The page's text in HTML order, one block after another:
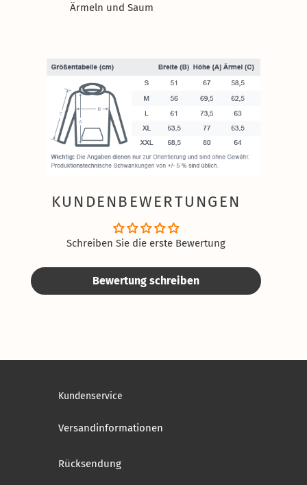
Ärmeln und Saum
KUNDENBEWERTUNGEN
Schreiben Sie die erste Bewertung
Bewertung schreiben
Kundenservice
Versandinformationen
Rücksendung